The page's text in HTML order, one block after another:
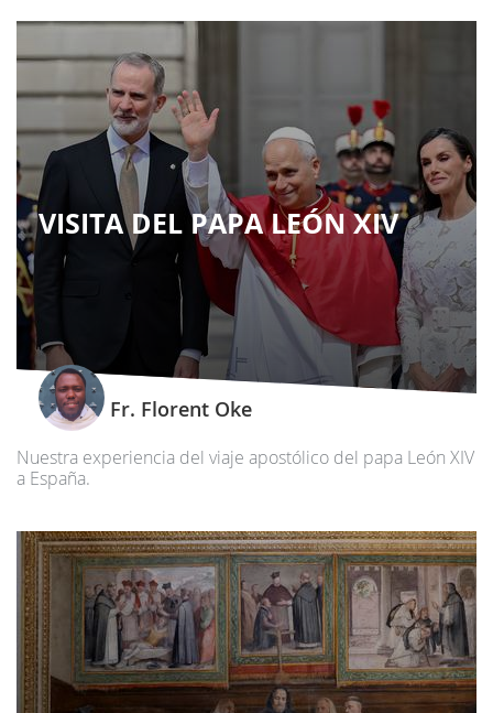
VISITA DEL PAPA LEÓN XIV
Fr. Florent Oke
Nuestra experiencia del viaje apostólico del papa León XIV
a España.